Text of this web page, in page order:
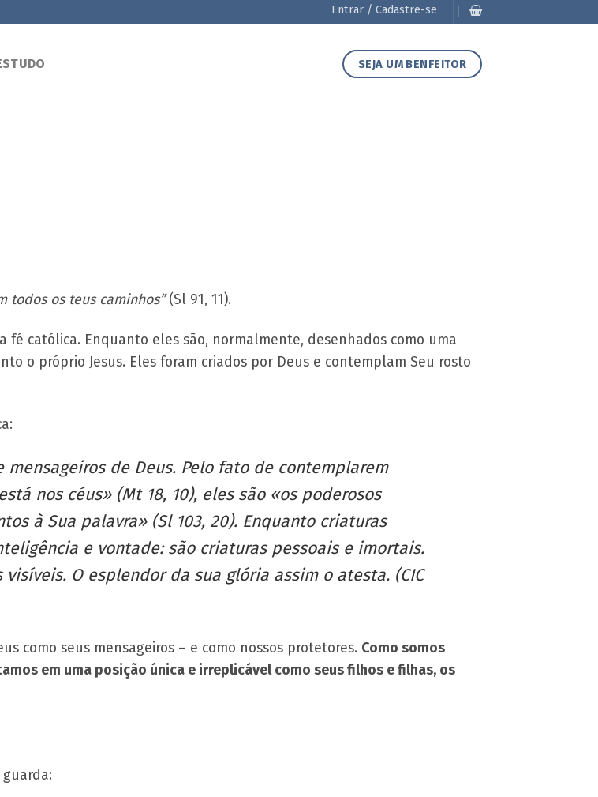
Entrar / Cadastre-se
SEJA UM BENFEITOR
todos os teus caminhos”(Sl 91, 11).
católica. Enquanto eles são, normalmente, desenhados como uma
o próprio Jesus. Eles foram criados por Deus e contemplam Seu rosto
mensageiros de Deus. Pelo fato de contemplarem
nos céus» (Mt 18, 10), eles são «os poderosos
à Sua palavra» (Sl 103, 20). Enquanto criaturas
e vontade: são criaturas pessoais e imortais.
O esplendor da sua glória assim o atesta. (CIC
como seus mensageiros – e como nossos protetores. Como somos
em uma posição única e irreplicável como seus filhos e filhas, os